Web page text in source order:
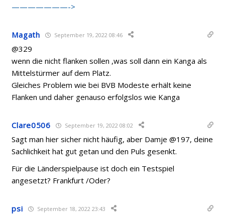
———————->
Magath September 19, 2022 08:46
@329
wenn die nicht flanken sollen ,was soll dann ein Kanga als
Mittelstürmer auf dem Platz.
Gleiches Problem wie bei BVB Modeste erhält keine
Flanken und daher genauso erfolgslos wie Kanga
Clare0506 September 19, 2022 08:02
Sagt man hier sicher nicht häufig, aber Damje @197, deine
Sachlichkeit hat gut getan und den Puls gesenkt.
Für die Länderspielpause ist doch ein Testspiel
angesetzt? Frankfurt /Oder?
psi September 18, 2022 23:43